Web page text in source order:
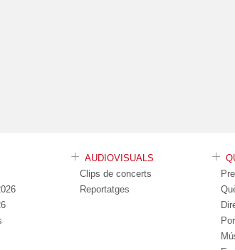
AUDIOVISUALS
Clips de concerts
Reportatges